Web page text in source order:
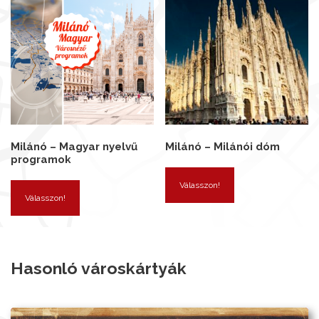
Milánó – Magyar nyelvű
programok
Válasszon!
Milánó – Milánói dóm
Válasszon!
Hasonló városkártyák